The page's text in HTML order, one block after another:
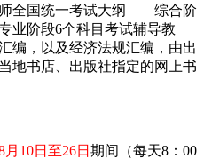
师全国统一考试大纲——综合阶
业阶段6个科目考试辅导教
编，以及经济法规汇编，由出
地书店、出版社指定的网上书
月10日至26日 期间（每天8：00